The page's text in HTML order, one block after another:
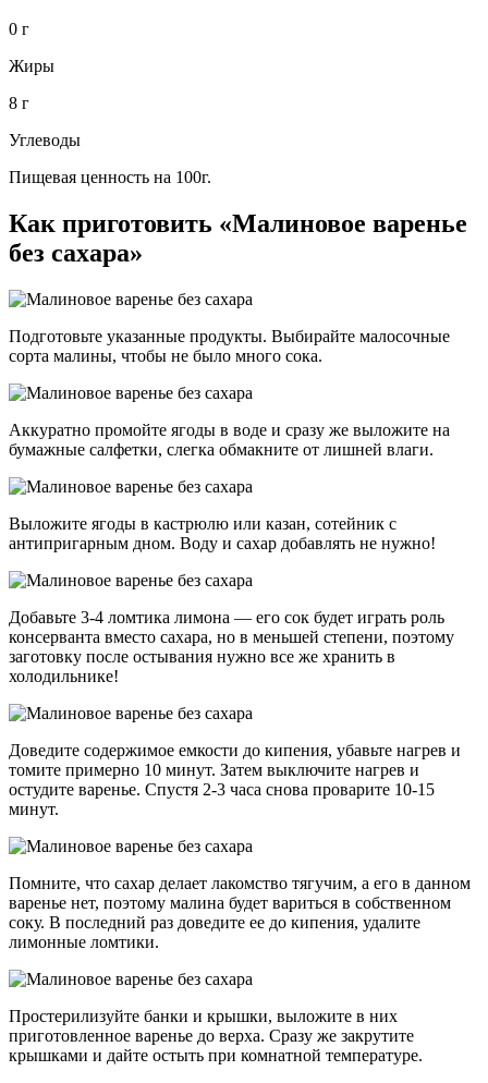
0 г
Жиры
8 г
Углеводы
Пищевая ценность на 100г.
Как приготовить «Малиновое варенье
без сахара»
Подготовьте указанные продукты. Выбирайте малосочные
сорта малины, чтобы не было много сока.
Аккуратно промойте ягоды в воде и сразу же выложите на
бумажные салфетки, слегка обмакните от лишней влаги.
Выложите ягоды в кастрюлю или казан, сотейник с
антипригарным дном. Воду и сахар добавлять не нужно!
Добавьте 3-4 ломтика лимона — его сок будет играть роль
консерванта вместо сахара, но в меньшей степени, поэтому
заготовку после остывания нужно все же хранить в
холодильнике!
Доведите содержимое емкости до кипения, убавьте нагрев и
томите примерно 10 минут. Затем выключите нагрев и
остудите варенье. Спустя 2-3 часа снова проварите 10-15
минут.
Помните, что сахар делает лакомство тягучим, а его в данном
варенье нет, поэтому малина будет вариться в собственном
соку. В последний раз доведите ее до кипения, удалите
лимонные ломтики.
Простерилизуйте банки и крышки, выложите в них
приготовленное варенье до верха. Сразу же закрутите
крышками и дайте остыть при комнатной температуре.